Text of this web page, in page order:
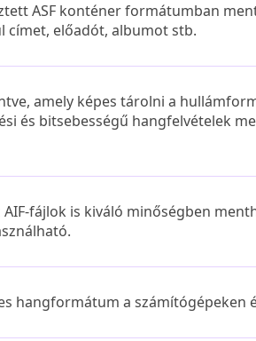
ASF konténer formátumban
címet, előadót, albumot stb.
amely képes tárolni a
és bitsebességű hangfelvételek
AIF-fájlok is kiváló minőségben
hangformátum a számítógépeken